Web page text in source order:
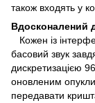
також входять у
Вдосконалений
Кожен із
басовий звук
дискретизацією
оновленим
передавати